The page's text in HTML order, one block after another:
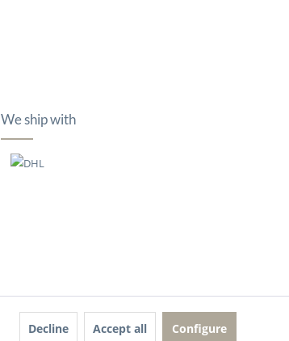
We ship with
Decline Accept all Configure